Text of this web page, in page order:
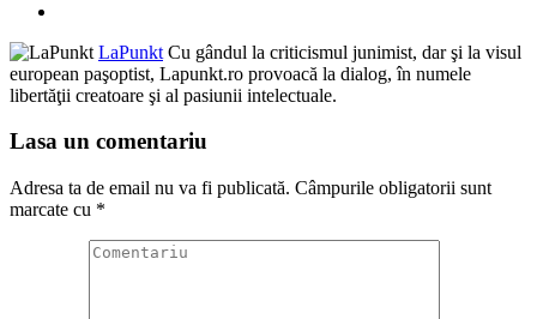
LaPunkt Cu gândul la criticismul junimist, dar şi la visul
european paşoptist, Lapunkt.ro provoacă la dialog, în numele
libertăţii creatoare şi al pasiunii intelectuale.
Lasa un comentariu
Adresa ta de email nu va fi publicată. Câmpurile obligatorii sunt
marcate cu *